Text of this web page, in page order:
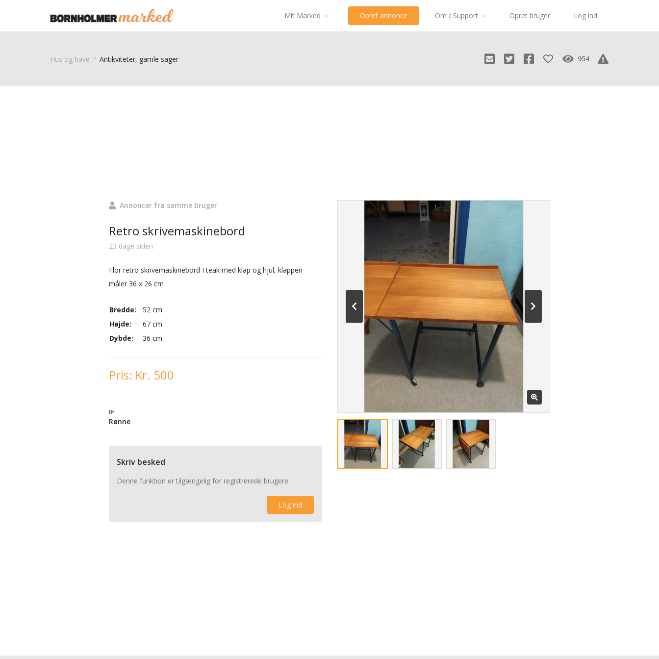
Mit Marked Opret annonce Om / Support Opret bruger Log ind
Hus og have Antikviteter, gamle sager 954
Annoncer fra samme bruger
Retro skrivemaskinebord
23 dage siden
Flor retro skrivemaskinebord I teak med klap og hjul, klappen
måler 36 x 26 cm
Bredde:
52 cm
Højde:
67 cm
Dybde:
36 cm
Pris: Kr. 500
BY
Rønne
Skriv besked
Denne funktion er tilgængelig for registrerede brugere.
Log ind